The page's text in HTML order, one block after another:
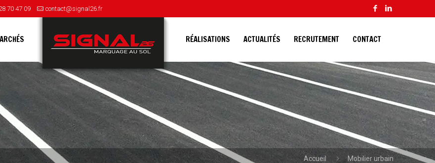
70 47 09 contact@signal26.fr
RÉALISATIONS ACTUALITÉS RECRUTEMENT CONTACT
Accueil Mobilier urbain